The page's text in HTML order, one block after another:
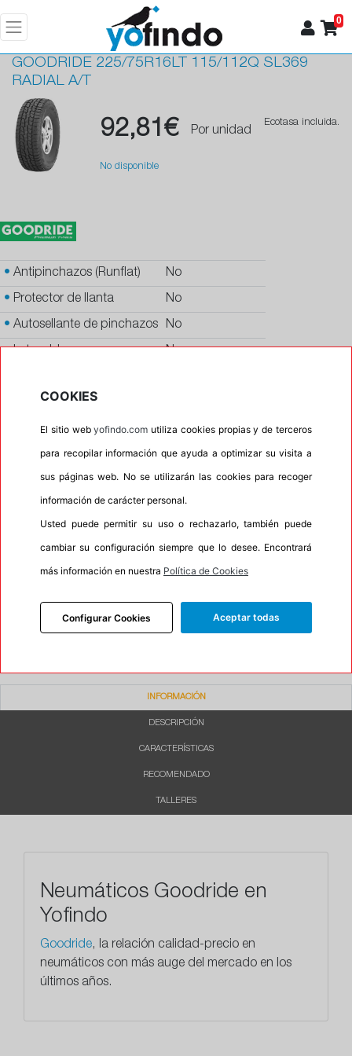
0
GOODRIDE 225/75R16LT 115/112Q SL369
RADIAL A/T
92,81€ Por unidad
Ecotasa incluida.
No disponible
• Antipinchazos (Runflat) No
• Protector de llanta No
• Autosellante de pinchazos No
•Letras blancas No
Banda blanca No
No
Calidad BUDGET
P.O.R. No
Oportunidad
Carretera Campo
Etiqueta energética Información Eprel
INFORMACIÓN
DESCRIPCIÓN
CARACTERÍSTICAS
RECOMENDADO
TALLERES
Neumáticos Goodride en
Yofindo
Goodride, la relación calidad-precio en
neumáticos con más auge del mercado en los
últimos años.
COOKIES
El sitio webyofindo.com utiliza cookies propias y de terceros
para recopilar información que ayuda a optimizar su visita a
sus páginas web. No se utilizarán las cookies para recoger
información de carácter personal.
Usted puede permitir su uso o rechazarlo, también puede
cambiar su configuración siempre que lo desee. Encontrará
más información en nuestra Política de Cookies
Configurar Cookies Aceptar todas